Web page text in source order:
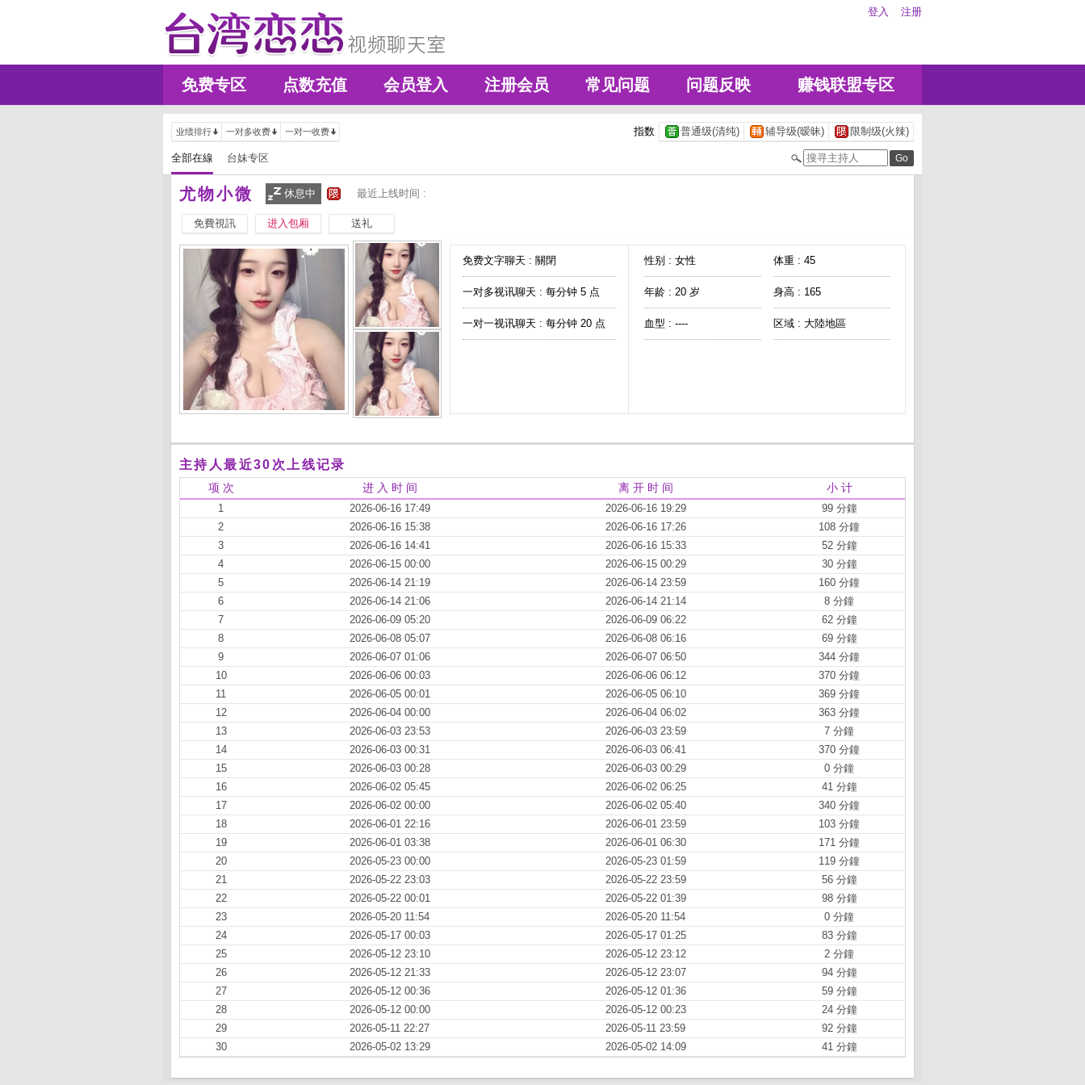
登入 注册
免费专区 点数充值 会员登入 注册会员 常见问题 问题反映 赚钱联盟专区
业绩排行 一对多收费 一对一收费 指数 普通级(清纯) 辅导级(暧昧) 限制级(火辣)
全部在線 台妹专区
尤物小微 休息中 最近上线时间 :
免費視訊 进入包厢 送礼
免费文字聊天 : 關閉
一对多视讯聊天 : 每分钟 5 点
一对一视讯聊天 : 每分钟 20 点
性别 : 女性 体重 : 45
年龄 : 20 岁 身高 : 165
血型 : ---- 区域 : 大陸地區
主持人最近30次上线记录
项 次 进 入 时 间 离 开 时 间 小 计
1 2026-06-16 17:49 2026-06-16 19:29
99 分鐘
2
2026-06-16 15:38 2026-06-16 17:26
108 分鐘
3
2026-06-16 14:41 2026-06-16 15:33
52 分鐘
4
2026-06-15 00:00 2026-06-15 00:29
30 分鐘
5
2026-06-14 21:19 2026-06-14 23:59
160 分鐘
6
2026-06-14 21:06 2026-06-14 21:14
8 分鐘
7
2026-06-09 05:20 2026-06-09 06:22
62 分鐘
8
2026-06-08 05:07 2026-06-08 06:16
69 分鐘
9
2026-06-07 01:06 2026-06-07 06:50
344 分鐘
10
2026-06-06 00:03 2026-06-06 06:12
370 分鐘
11
2026-06-05 00:01 2026-06-05 06:10
369 分鐘
12
2026-06-04 00:00 2026-06-04 06:02
363 分鐘
13
2026-06-03 23:53 2026-06-03 23:59
7 分鐘
14
2026-06-03 00:31 2026-06-03 06:41
370 分鐘
15
2026-06-03 00:28 2026-06-03 00:29
0 分鐘
16
2026-06-02 05:45 2026-06-02 06:25
41 分鐘
17
2026-06-02 00:00 2026-06-02 05:40
340 分鐘
18
2026-06-01 22:16 2026-06-01 23:59
103 分鐘
19
2026-06-01 03:38 2026-06-01 06:30
171 分鐘
20
2026-05-23 00:00 2026-05-23 01:59
119 分鐘
21
2026-05-22 23:03 2026-05-22 23:59
56 分鐘
22
2026-05-22 00:01 2026-05-22 01:39
98 分鐘
23
2026-05-20 11:54 2026-05-20 11:54
0 分鐘
24
2026-05-17 00:03 2026-05-17 01:25
83 分鐘
25
2026-05-12 23:10 2026-05-12 23:12
2 分鐘
26
2026-05-12 21:33 2026-05-12 23:07
94 分鐘
27
2026-05-12 00:36 2026-05-12 01:36
59 分鐘
28
2026-05-12 00:00 2026-05-12 00:23
24 分鐘
29
2026-05-11 22:27 2026-05-11 23:59
92 分鐘
30
2026-05-02 13:29 2026-05-02 14:09 41 分鐘